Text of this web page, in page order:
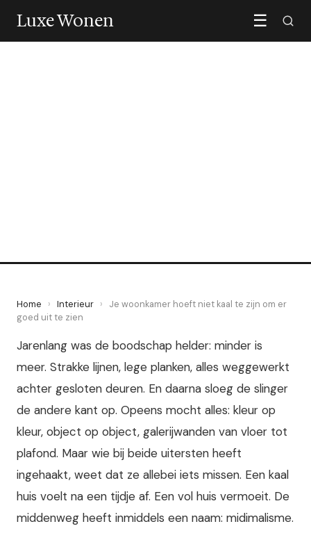
Luxe Wonen ☰
Home › Interieur ›
Je woonkamer hoeft niet kaal te zijn om er
goed uit te zien
Jarenlang was de boodschap helder: minder is
meer. Strakke lijnen, lege planken, alles weggewerkt
achter gesloten deuren. En daarna sloeg de slinger
de andere kant op. Opeens mocht alles: kleur op
kleur, object op object, galerijwanden van vloer tot
plafond. Maar wie bij beide uitersten heeft
ingehaakt, weet dat ze allebei iets missen. Een kaal
huis voelt na een tijdje af. Een vol huis vermoeit. De
middenweg heeft inmiddels een naam: midimalisme.